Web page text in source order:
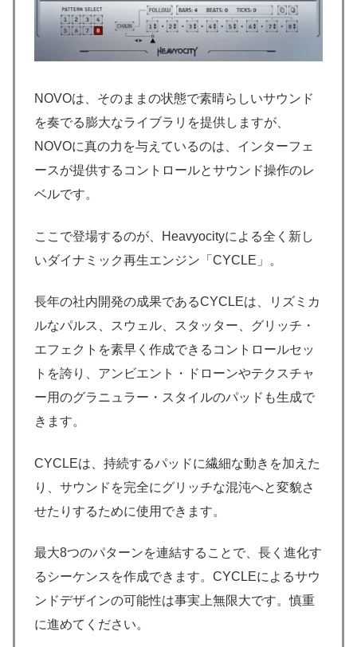
NOVOは、そのままの状態で素晴らしいサウンド
を奏でる膨大なライブラリを提供しますが、
NOVOに真の力を与えているのは、インターフェ
ースが提供するコントロールとサウンド操作のレ
ベルです。
ここで登場するのが、Heavyocityによる全く新し
いダイナミック再生エンジン「CYCLE」。
長年の社内開発の成果であるCYCLEは、リズミカ
ルなパルス、スウェル、スタッター、グリッチ・
エフェクトを素早く作成できるコントロールセッ
トを誇り、アンビエント・ドローンやテクスチャ
ー用のグラニュラー・スタイルのパッドも生成で
きます。
CYCLEは、持続するパッドに繊細な動きを加えた
り、サウンドを完全にグリッチな混沌へと変貌さ
せたりするために使用できます。
最大8つのパターンを連結することで、長く進化す
るシーケンスを作成できます。CYCLEによるサウ
ンドデザインの可能性は事実上無限大です。慎重
に進めてください。